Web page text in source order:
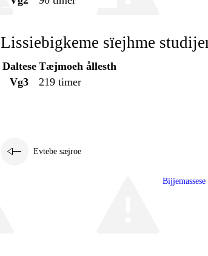
Lissiebigkeme sïejhme
Daltese Tæjmoeh ållesth
Vg3
219 timer
Evtebe sæjroe
Bijjemassese